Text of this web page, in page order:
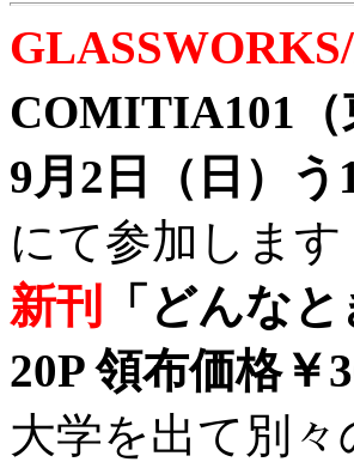
COMITIA101
9月2日（日）う
にて参加します
新刊
「どんな
20P 領布価格￥
大学を出て別